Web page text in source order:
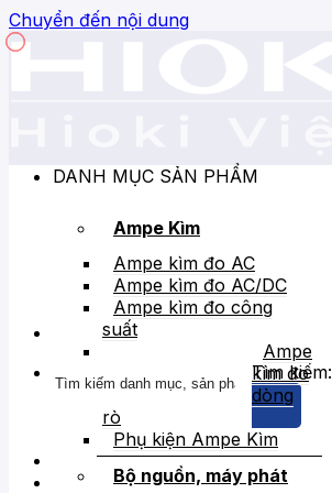
Chuyển đến nội dung
Tìm kiếm:
DANH MỤC SẢN PHẨM
Ampe Kìm
Ampe kìm đo AC
Ampe kìm đo AC/DC
Ampe kìm đo công
suất
Ampe
kìm đo
dòng
rò
Phụ kiện Ampe Kìm
Bộ nguồn, máy phát